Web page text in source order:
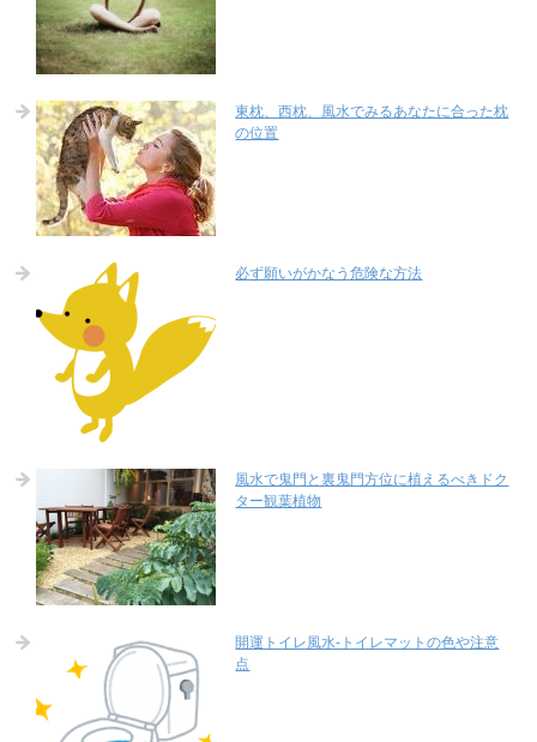
東枕、西枕、風水でみるあなたに合った枕
の位置
必ず願いがかなう危険な方法
風水で鬼門と裏鬼門方位に植えるべきドク
ター観葉植物
開運トイレ風水-トイレマットの色や注意
点